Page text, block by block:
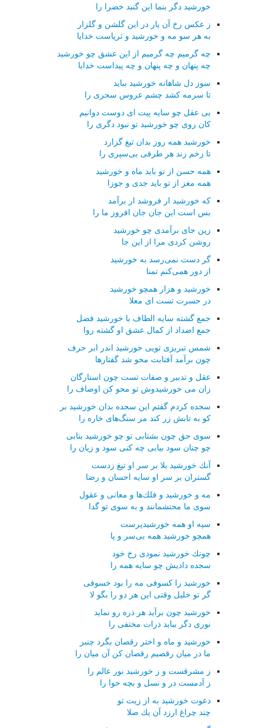
خورشید دگر بنما این گنبد خضرا را
ز عكس رخ آن یار در این گلشن و گلزار
به هر سو مه و خورشید و ثریاست خدایا
چه گرمیم چه گرمیم از این عشق چو خورشید
چه پنهان و چه پنهان و چه پیداست خدایا
سوز دل شاهانه خورشید بباید
تا سرمه كشد چشم عروس سحری را
بی عقل چو سایه پیت ای دوست دوانیم
كان روی چو خورشید تو نبود دگری را
خورشید همه روز بدان تیغ گزارد
تا زخم زند هر طرفی بی‌سپری را
همه حسن از تو باید ماه و خورشید
همه مغز از تو باید جدی و جوزا
كه خورشید ار فروشد ار برآمد
بس است این جان جان افروز ما را
زین جای برآمدی چو خورشید
روشن كردی مرا از این جا
گر دست نمی‌رسد به خورشید
از دور همی‌كنم تمنا
خورشید و هزار همچو خورشید
در حسرت تست ای معلا
جمع گشته سایه الطاف با خورشید فضل
جمع اضداد از كمال عشق او گشته روا
شمس تبریزی تویی خورشید اندر ابر حرف
چون برآمد آفتابت محو شد گفتارها
عقل و تدبیر و صفات تست چون استارگان
زان می خورشیدوش تو محو كن اوصاف را
سجده كردم گفتم این سجده بدان خورشید بر
كو به تابش زر كند مر سنگ‌های خاره را
سوی حق چون بشتابی تو چو خورشید بتابی
چو چنان سود بیابی چه كنی سود و زیان را
آنك خورشید بلا بر سر او تیغ زدست
گستران بر سر او سایه احسان و رضا
مه و خورشید و فلك‌ها و معانی و عقول
سوی ما محتشمانند و به سوی تو گدا
سپه او همه خورشیدپرست
همچو خورشید همه بی‌سر و پا
چونك خورشید نمودی رخ خود
سجده دادیش چو سایه همه را
خورشید را كسوفی مه را بود خسوفی
گر تو خلیل وقتی این هر دو را بگو لا
خورشید چون برآید هر ذره رو نماید
نوری دگر بباید ذرات مختفی را
خورشید و ماه و اختر رقصان بگرد چنبر
ما در میان رقصیم رقصان كن آن میان را
ز مشرقست و ز خورشید نور عالم را
ز آدمست در و نسل و بچه حوا را
دعوت خورشید به از زیت تو
چند چراغ ارزد آن یك صلا